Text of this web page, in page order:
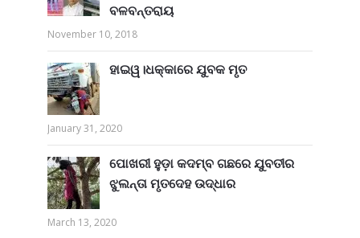
ବଳବନ୍ତରାୟ
November 10, 2018
ହାଇୱ।ଧକ୍କାରେ ଯୁବକ ମୃତ
January 31, 2020
ପୋଖରୀ ହୁଡ଼ା କଦମ୍ବ ଗଛରେ ଯୁବତୀର
ଝୁଲନ୍ତା ମୃତଦେହ ଉଦ୍ଧାର
March 13, 2020